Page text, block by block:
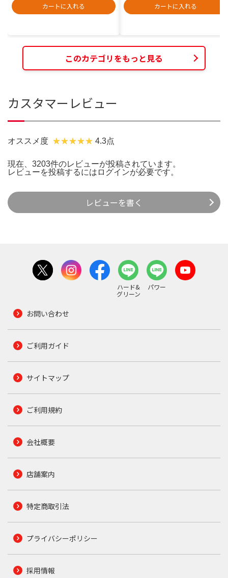
カートに入れる
カートに入れる
このカテゴリをもっと見る
カスタマーレビュー
オススメ度 4.3点
現在、3203件のレビューが投稿されています。
レビューを投稿するには ログインが必要です。
レビューを書く
ハード&
グリーン
パワー
お問い合わせ
ご利用ガイド
サイトマップ
ご利用規約
会社概要
店舗案内
特定商取引法
プライバシーポリシー
採用情報